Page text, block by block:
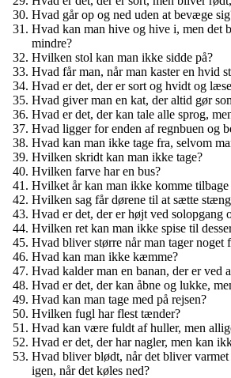
Hvad går op og ned uden at bevæge
Hvad kan man hive og hive i, men det
mindre?
Hvilken stol kan man ikke sidde på?
Hvad får man, når man kaster en hvid
Hvad er det, der er sort og hvidt og
Hvad giver man en kat, der altid gør
Hvad er det, der kan tale alle sprog,
Hvad ligger for enden af regnbuen og
Hvad kan man ikke tage fra, selvom
Hvilken skridt kan man ikke tage?
Hvilken farve har en bus?
Hvilket år kan man ikke komme
Hvilken sag får dørene til at sætte
Hvad er det, der er højt ved solopgang
Hvilken ret kan man ikke spise til
Hvad bliver større når man tager noget
Hvad kan man ikke kæmme?
Hvad kalder man en banan, der er ved
Hvad er det, der kan åbne og lukke,
Hvad kan man tage med på rejsen?
Hvilken fugl har flest tænder?
Hvad kan være fuldt af huller, men
Hvad er det, der har nagler, men kan
Hvad bliver blødt, når det bliver
igen, når det køles ned?